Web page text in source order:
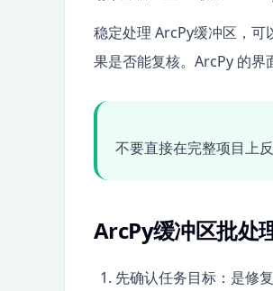
稳定处理 ArcPy缓冲区，
果是否能复核。ArcPy 的界
不要直接在完整项目上
ArcPy缓冲区批处
先确认任务目标：是修